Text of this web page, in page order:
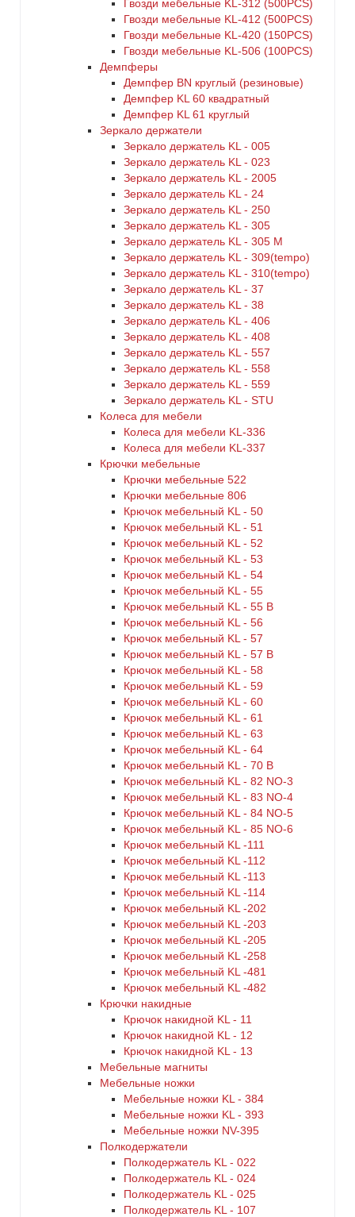
Гвозди мебельные KL-312 (500PCS)
Гвозди мебельные KL-412 (500PCS)
Гвозди мебельные KL-420 (150PCS)
Гвозди мебельные KL-506 (100PCS)
Демпферы
Демпфер BN круглый (резиновые)
Демпфер KL 60 квадратный
Демпфер KL 61 круглый
Зеркало держатели
Зеркало держатель KL - 005
Зеркало держатель KL - 023
Зеркало держатель KL - 2005
Зеркало держатель KL - 24
Зеркало держатель KL - 250
Зеркало держатель KL - 305
Зеркало держатель KL - 305 M
Зеркало держатель KL - 309(tempo)
Зеркало держатель KL - 310(tempo)
Зеркало держатель KL - 37
Зеркало держатель KL - 38
Зеркало держатель KL - 406
Зеркало держатель KL - 408
Зеркало держатель KL - 557
Зеркало держатель KL - 558
Зеркало держатель KL - 559
Зеркало держатель KL - STU
Колеса для мебели
Колеса для мебели KL-336
Колеса для мебели KL-337
Крючки мебельные
Крючки мебельные 522
Крючки мебельные 806
Крючок мебельный KL - 50
Крючок мебельный KL - 51
Крючок мебельный KL - 52
Крючок мебельный KL - 53
Крючок мебельный KL - 54
Крючок мебельный KL - 55
Крючок мебельный KL - 55 B
Крючок мебельный KL - 56
Крючок мебельный KL - 57
Крючок мебельный KL - 57 B
Крючок мебельный KL - 58
Крючок мебельный KL - 59
Крючок мебельный KL - 60
Крючок мебельный KL - 61
Крючок мебельный KL - 63
Крючок мебельный KL - 64
Крючок мебельный KL - 70 B
Крючок мебельный KL - 82 NO-3
Крючок мебельный KL - 83 NO-4
Крючок мебельный KL - 84 NO-5
Крючок мебельный KL - 85 NO-6
Крючок мебельный KL -111
Крючок мебельный KL -112
Крючок мебельный KL -113
Крючок мебельный KL -114
Крючок мебельный KL -202
Крючок мебельный KL -203
Крючок мебельный KL -205
Крючок мебельный KL -258
Крючок мебельный KL -481
Крючок мебельный KL -482
Крючки накидные
Крючок накидной KL - 11
Крючок накидной KL - 12
Крючок накидной KL - 13
Мебельные магниты
Мебельные ножки
Мебельные ножки KL - 384
Мебельные ножки KL - 393
Мебельные ножки NV-395
Полкодержатели
Полкодержатель KL - 022
Полкодержатель KL - 024
Полкодержатель KL - 025
Полкодержатель KL - 107